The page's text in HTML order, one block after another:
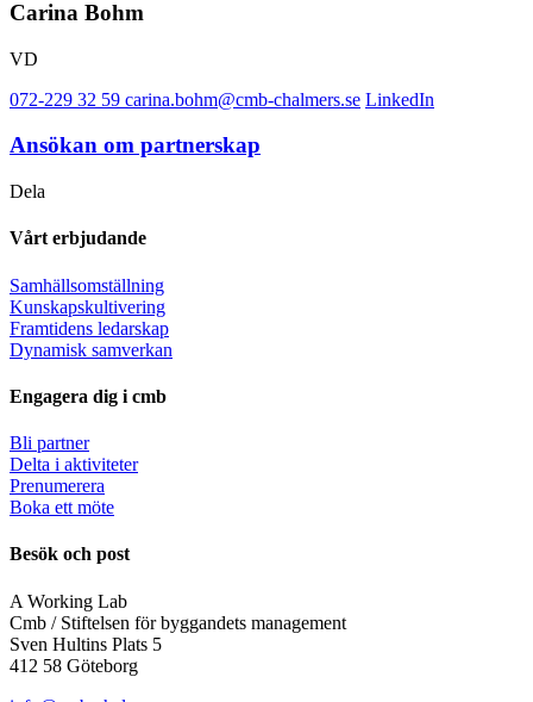
Carina Bohm
VD
072-229 32 59 carina.bohm@cmb-chalmers.se LinkedIn
Ansökan om partnerskap
Dela
Vårt erbjudande
Samhällsomställning
Kunskapskultivering
Framtidens ledarskap
Dynamisk samverkan
Engagera dig i cmb
Bli partner
Delta i aktiviteter
Prenumerera
Boka ett möte
Besök och post
A Working Lab
Cmb / Stiftelsen för byggandets management
Sven Hultins Plats 5
412 58 Göteborg